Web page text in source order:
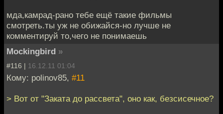
мда,камрад-рано тебе ещё такие фильмы
смотреть.ты уж не обижайся-но лучше не
комментируй то,чего не понимаешь
Mockingbird »
#116 | 16.12.11 01:04
Кому: polinov85, #11
> Вот от "Заката до рассвета", оно как, безсисечное?